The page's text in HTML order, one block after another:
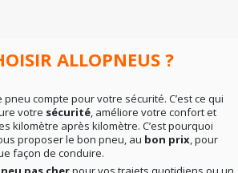
ALLOPNEUS ?
pneu compte pour votre sécurité. C’est ce qui
votre sécurité, améliore votre confort et
kilomètre après kilomètre. C’est pourquoi
proposer le bon pneu, au bon prix, pour
façon de conduire.